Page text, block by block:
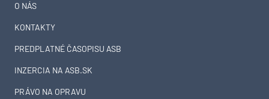
O NÁS
KONTAKTY
PREDPLATNÉ ČASOPISU ASB
INZERCIA NA ASB.SK
PRÁVO NA OPRAVU